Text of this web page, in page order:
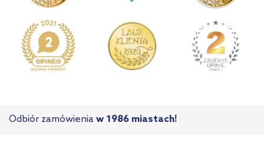
Odbiór zamówienia w 1986 miastach!